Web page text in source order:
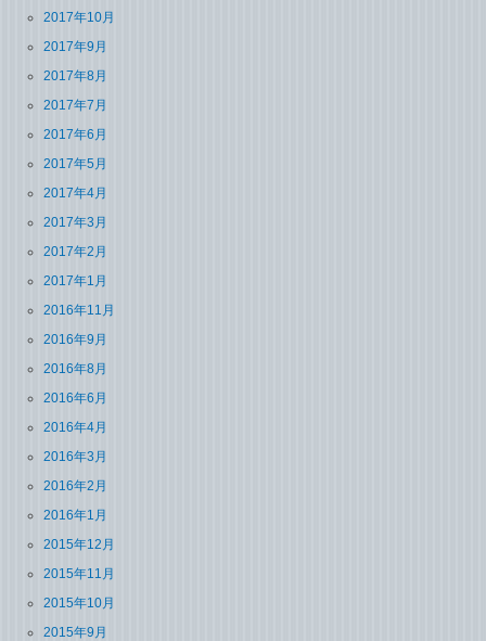
2017年10月
2017年9月
2017年8月
2017年7月
2017年6月
2017年5月
2017年4月
2017年3月
2017年2月
2017年1月
2016年11月
2016年9月
2016年8月
2016年6月
2016年4月
2016年3月
2016年2月
2016年1月
2015年12月
2015年11月
2015年10月
2015年9月